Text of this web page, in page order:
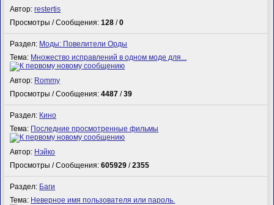
Автор:restertis
Просмотры / Сообщения:128 /0
Раздел: Моды: Повелители Орды
Тема: Множество исправлений в одном моде для...
Автор: Rommy
Просмотры / Сообщения:4487 /39
Раздел: Кино
Тема: Последние просмотренные фильмы
Автор: Нэйко
Просмотры / Сообщения:605929 /2355
Раздел: Баги
Тема: Неверное имя пользователя или пароль.